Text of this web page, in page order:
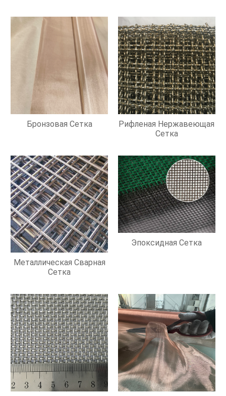
Бронзовая Сетка
Рифленая Нержавеющая
Сетка
Металлическая Сварная
Сетка
Эпоксидная Сетка